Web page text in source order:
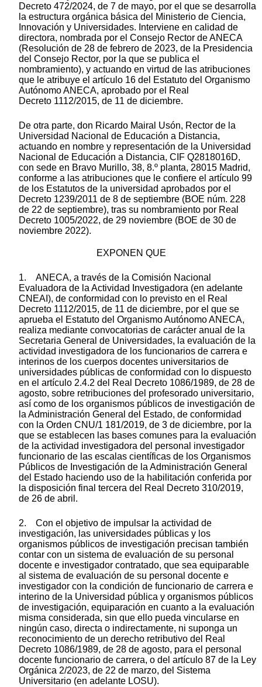
Decreto 472/2024, de 7 de mayo, por el que se desarrolla
la estructura orgánica básica del Ministerio de Ciencia,
Innovación y Universidades. Interviene en calidad de
directora, nombrada por el Consejo Rector de ANECA
(Resolución de 28 de febrero de 2023, de la Presidencia
del Consejo Rector, por la que se publica el
nombramiento), y actuando en virtud de las atribuciones
que le atribuye el artículo 16 del Estatuto del Organismo
Autónomo ANECA, aprobado por el Real
Decreto 1112/2015, de 11 de diciembre.
De otra parte, don Ricardo Mairal Usón, Rector de la
Universidad Nacional de Educación a Distancia,
actuando en nombre y representación de la Universidad
Nacional de Educación a Distancia, CIF Q2818016D,
con sede en Bravo Murillo, 38, 8.º planta, 28015 Madrid,
conforme a las atribuciones que le confiere el artículo 99
de los Estatutos de la universidad aprobados por el
Decreto 1239/2011 de 8 de septiembre (BOE núm. 228
de 22 de septiembre), tras su nombramiento por Real
Decreto 1005/2022, de 29 noviembre (BOE de 30 de
noviembre 2022).
EXPONEN QUE
1. ANECA, a través de la Comisión Nacional
Evaluadora de la Actividad Investigadora (en adelante
CNEAI), de conformidad con lo previsto en el Real
Decreto 1112/2015, de 11 de diciembre, por el que se
aprueba el Estatuto del Organismo Autónomo ANECA,
realiza mediante convocatorias de carácter anual de la
Secretaria General de Universidades, la evaluación de la
actividad investigadora de los funcionarios de carrera e
interinos de los cuerpos docentes universitarios de
universidades públicas de conformidad con lo dispuesto
en el artículo 2.4.2 del Real Decreto 1086/1989, de 28 de
agosto, sobre retribuciones del profesorado universitario,
así como de los organismos públicos de investigación de
la Administración General del Estado, de conformidad
con la Orden CNU/1 181/2019, de 3 de diciembre, por la
que se establecen las bases comunes para la evaluación
de la actividad investigadora del personal investigador
funcionario de las escalas científicas de los Organismos
Públicos de Investigación de la Administración General
del Estado haciendo uso de la habilitación conferida por
la disposición final tercera del Real Decreto 310/2019,
de 26 de abril.
2. Con el objetivo de impulsar la actividad de
investigación, las universidades públicas y los
organismos públicos de investigación precisan también
contar con un sistema de evaluación de su personal
docente e investigador contratado, que sea equiparable
al sistema de evaluación de su personal docente e
investigador con la condición de funcionario de carrera e
interino de la Universidad pública y organismos públicos
de investigación, equiparación en cuanto a la evaluación
misma considerada, sin que ello pueda vincularse en
ningún caso, directa o indirectamente, ni suponga un
reconocimiento de un derecho retributivo del Real
Decreto 1086/1989, de 28 de agosto, para el personal
docente funcionario de carrera, o del artículo 87 de la Ley
Orgánica 2/2023, de 22 de marzo, del Sistema
Universitario (en adelante LOSU).